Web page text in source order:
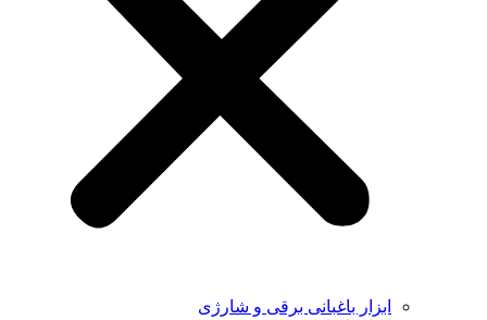
ابزار باغبانی برقی و شارژی